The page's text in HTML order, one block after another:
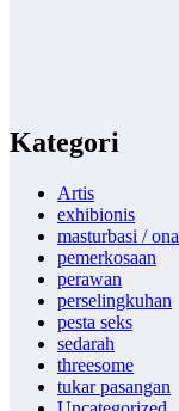
Kategori
Artis
exhibionis
masturbasi /
pemerkosaan
perawan
perselingkuhan
pesta seks
sedarah
threesome
tukar pasangan